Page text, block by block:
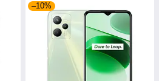
–10%